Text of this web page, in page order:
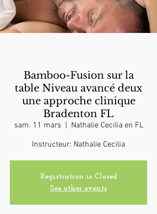
Bamboo-Fusion sur la
table Niveau avancé deux
une approche clinique
Bradenton FL
sam. 11 mars
  |
Nathalie Cecilia en FL
Instructeur: Nathalie Cecilia
Registration is Closed
See other events